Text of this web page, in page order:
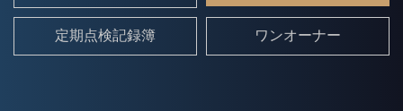
定期点検記録簿 ワンオーナー